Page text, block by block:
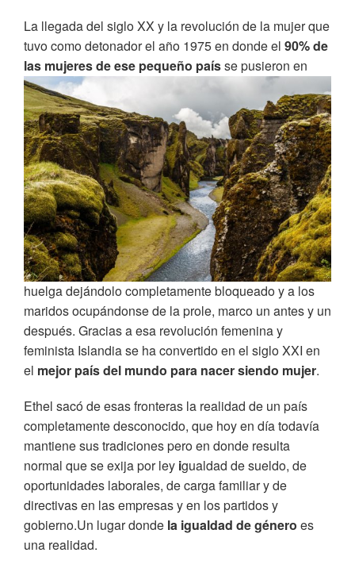
La llegada del siglo XX y la revolución de la mujer que
tuvo como detonador el año 1975 en donde el 90% de
las mujeres deese pequeño paísse pusieron en
huelga dejándolo completamente bloqueado y a los
maridos ocupándonse de la prole, marco un antes y un
después. Gracias a esa revolución femenina y
feminista Islandia se ha convertido en el siglo XXI en
el mejor país del mundo para nacer siendo mujer.
Ethel sacó de esas fronteras la realidad de un país
completamente desconocido, que hoy en día todavía
mantiene sus tradiciones pero en donde resulta
normal que se exija por ley igualdad de sueldo, de
oportunidades laborales, de carga familiar y de
directivas en las empresas y en los partidos y
gobierno.Un lugar donde la igualdad de género es
una realidad.